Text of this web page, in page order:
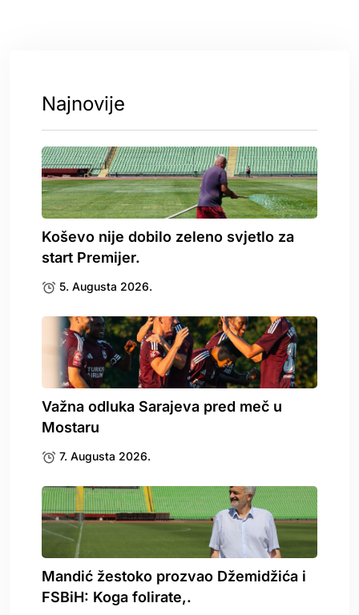
Najnovije
Koševo nije dobilo zeleno svjetlo za
start Premijer.
5. Augusta 2026.
Važna odluka Sarajeva pred meč u
Mostaru
7. Augusta 2026.
Mandić žestoko prozvao Džemidžića i
FSBiH: Koga folirate,.